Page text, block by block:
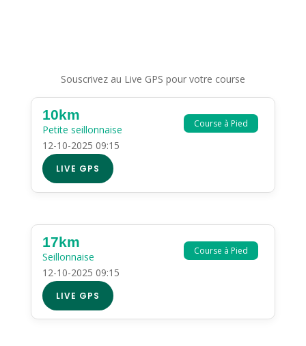
Souscrivez au Live GPS pour votre course
Course à Pied
10km
Petite seillonnaise
12-10-2025 09:15
LIVE GPS
Course à Pied
17km
Seillonnaise
12-10-2025 09:15
LIVE GPS